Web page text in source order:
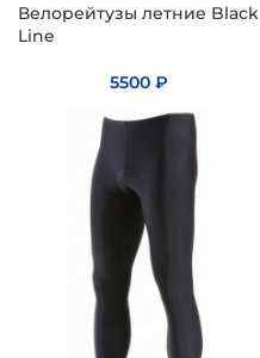
Велорейтузы летние Black
Line
5500₽